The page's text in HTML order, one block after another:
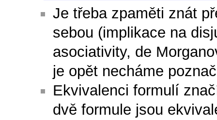
Je třeba zpaměti znát
sebou (implikace na
asociativity, de
je opět necháme
Ekvivalenci formulí
dvě formule jsou